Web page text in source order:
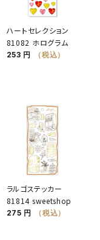
ハートセレクション
81082 ホログラム
253 円 （税込）
ラルゴステッカー
81814 sweetshop
275 円 （税込）